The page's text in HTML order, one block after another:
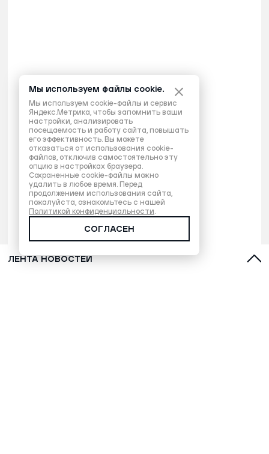
ЛЕНТА НОВОСТЕЙ
Мы используем файлы cookie.
Мы используем cookie-файлы и сервис
Яндекс.Метрика, чтобы запомнить ваши
настройки, анализировать
посещаемость и работу сайта, повышать
его эффективность. Вы можете
отказаться от использования cookie-
файлов, отключив самостоятельно эту
опцию в настройках браузера.
Сохраненные cookie-файлы можно
удалить в любое время. Перед
продолжением использования сайта,
пожалуйста, ознакомьтесь с нашей
Политикой конфиденциальности.
СОГЛАСЕН